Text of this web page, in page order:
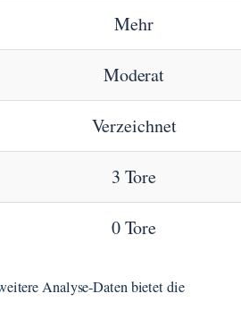
Mehr
Moderat
Verzeichnet
3 Tore
0 Tore
Analyse-Daten bietet die